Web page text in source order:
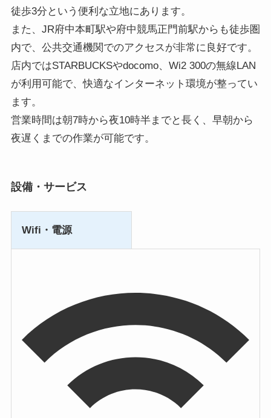
徒歩3分という便利な立地にあります。
また、JR府中本町駅や府中競馬正門前駅からも徒歩圏
内で、公共交通機関でのアクセスが非常に良好です。
店内ではSTARBUCKSやdocomo、Wi2 300の無線LAN
が利用可能で、快適なインターネット環境が整ってい
ます。
営業時間は朝7時から夜10時半までと長く、早朝から
夜遅くまでの作業が可能です。
設備・サービス
Wifi・電源